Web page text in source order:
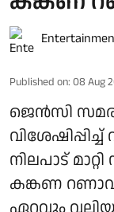
Published on: 08 Aug
ജെൻസി
നിലപാട്
കങ്കണ